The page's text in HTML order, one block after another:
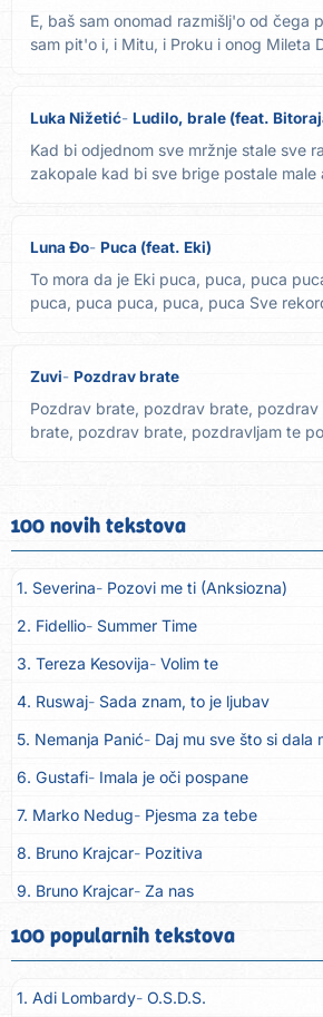
E, baš sam onomad razmišlj'o od čega
sam pit'o i, i Mitu, i Proku i onog Mileta
Luka Nižetić Ludilo, brale (feat.
Kad bi odjednom sve mržnje stale sve
zakopale kad bi sve brige postale male
Luna Đo Puca (feat. Eki)
To mora da je Eki puca, puca, puca
puca, puca puca, puca, puca Sve
Zuvi Pozdrav brate
Pozdrav brate, pozdrav brate,
brate, pozdrav brate, pozdravljam te
100 novih tekstova
1. Severina Pozovi me ti (Anksiozna)
2. Fidellio Summer Time
3. Tereza Kesovija Volim te
4. Ruswaj Sada znam, to je ljubav
5. Nemanja Panić Daj mu sve što si dala
6. Gustafi Imala je oči pospane
7. Marko Nedug Pjesma za tebe
8. Bruno Krajcar Pozitiva
9. Bruno Krajcar Za nas
10. Tereza Kesovija Da li ću moći
11. Lidija Bačić Neka se vino toči
12. Karin Kuljanić Nisi zavridel
100 popularnih tekstova
1. Adi Lombardy O.S.D.S.